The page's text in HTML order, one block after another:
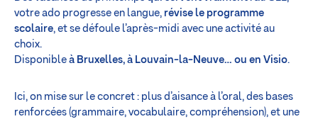
votre ado progresse en langue, révise le programme
scolaire, et se défoule l’après-midi avec une activité au
choix.
Disponible à Bruxelles, à Louvain-la-Neuve… ou en Visio.
Ici, on mise sur le concret : plus d’aisance à l’oral, des bases
renforcées (grammaire, vocabulaire, compréhension), et une